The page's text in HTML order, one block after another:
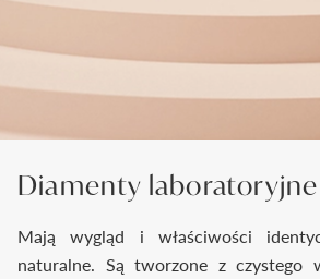
Diamenty laboratoryjne
Mają wygląd i właściwości
naturalne. Są tworzone z czystego